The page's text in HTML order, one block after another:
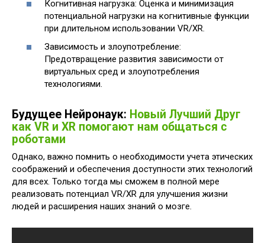
Когнитивная нагрузка: Оценка и минимизация
потенциальной нагрузки на когнитивные функции
при длительном использовании VR/XR.
Зависимость и злоупотребление:
Предотвращение развития зависимости от
виртуальных сред и злоупотребления
технологиями.
Будущее Нейронаук: Новый Лучший Друг
как VR и XR помогают нам общаться с
роботами
Однако, важно помнить о необходимости учета этических
соображений и обеспечения доступности этих технологий
для всех. Только тогда мы сможем в полной мере
реализовать потенциал VR/XR для улучшения жизни
людей и расширения наших знаний о мозге.